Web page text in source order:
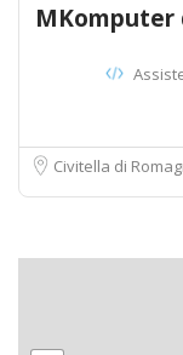
Civitella di